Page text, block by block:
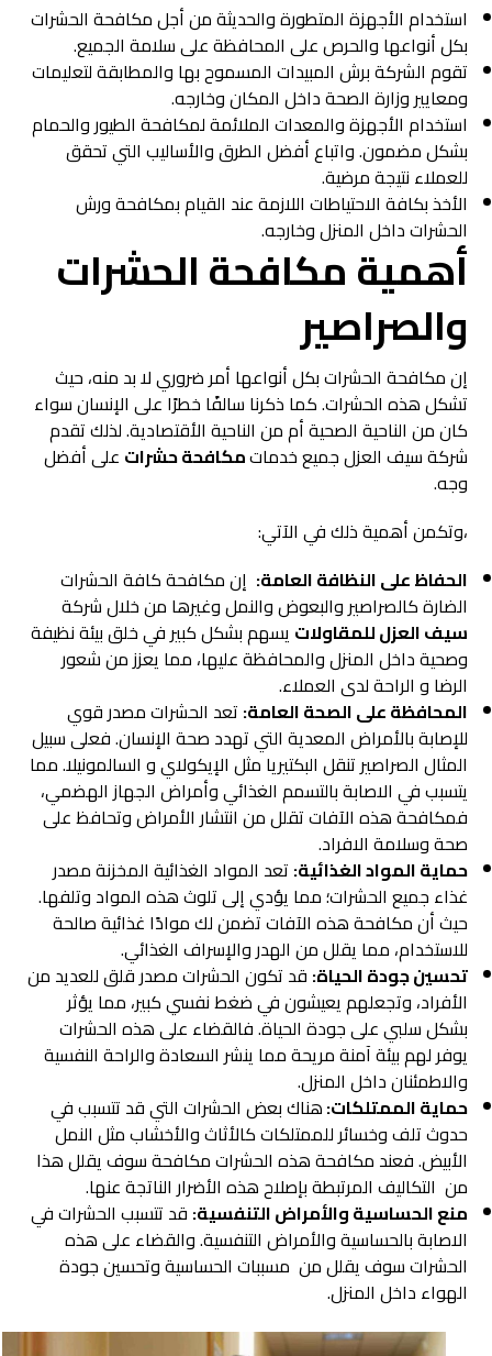
استخدام الأجهزة المتطورة والحديثة من أجل مكافحة الحشرات
بكل أنواعها والحرص على المحافظة على سلامة الجميع.
تقوم الشركة برش المبيدات المسموح بها والمطابقة لتعليمات
ومعايير وزارة الصحة داخل المكان وخارجه.
استخدام الأجهزة والمعدات الملائمة لمكافحة الطيور والحمام
بشكل مضمون. واتباع أفضل الطرق والأساليب التي تحقق
للعملاء نتيجة مرضية.
الأخذ بكافة الاحتياطات اللازمة عند القيام بمكافحة ورش
الحشرات داخل المنزل وخارجه.
أهميةمكافحة الحشرات
والصراصير
إن مكافحة الحشرات بكل أنواعها أمر ضروري لا بد منه، حيث
تشكل هذه الحشرات. كما ذكرنا سالفًا خطرًا على الإنسان سواء
كان من الناحية الصحية أم من الناحية الأقتصادية. لذلك تقدم
شركة سيف العزل جميع خدماتمكافحةحشرات على أفضل
وجه.
،وتكمن أهمية ذلك في الآتي:
الحفاظ على النظافة العامة: إن مكافحة كافة الحشرات
الضارة كالصراصير والبعوض والنمل وغيرها من خلال شركة
سيف العزل للمقاولات يسهم بشكل كبير في خلق بيئة نظيفة
وصحية داخل المنزل والمحافظة عليها، مما يعزز من شعور
الرضا و الراحة لدى العملاء.
المحافظة على الصحة العامة: تعد الحشرات مصدر قوي
للإصابة بالأمراض المعدية التي تهدد صحة الإنسان. فعلى سبيل
المثال الصراصير تنقل البكتيريا مثل الإيكولاي و السالمونيلا. مما
يتسبب في الاصابة بالتسمم الغذائي وأمراض الجهاز الهضمي،
فمكافحة هذه الآفات تقلل من انتشار الأمراض وتحافظ على
صحة وسلامة الافراد.
حماية المواد الغذائية: تعد المواد الغذائية المخزنة مصدر
غذاء جميع الحشرات؛ مما يؤدي إلى تلوث هذه المواد وتلفها.
حيث أن مكافحة هذه الآفات تضمن لك موادًا غذائية صالحة
للاستخدام، مما يقلل من الهدر والإسراف الغذائي.
تحسين جودة الحياة: قد تكون الحشرات مصدر قلق للعديد من
الأفراد، وتجعلهم يعيشون في ضغط نفسي كبير، مما يؤثر
بشكل سلبي على جودة الحياة. فالقضاء على هذه الحشرات
يوفر لهم بيئة آمنة مريحة مما ينشر السعادة والراحة النفسية
والاطمئنان داخل المنزل.
حماية الممتلكات:هناك بعض الحشرات التي قد تتسبب في
حدوث تلف وخسائر للممتلكات كالأثاث والأخشاب مثل النمل
الأبيض. فعند مكافحة هذه الحشرات مكافحة سوف يقلل هذا
من التكاليف المرتبطة بإصلاح هذه الأضرار الناتجة عنها.
منع الحساسية والأمراض التنفسية: قد تتسبب الحشرات في
الاصابة بالحساسية والأمراض التنفسية. والقضاء على هذه
الحشرات سوف يقلل من مسببات الحساسية وتحسين جودة
الهواء داخل المنزل.